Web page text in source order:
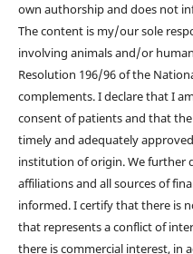
own authorship and does not
The content is my/our sole
involving animals and/or
Resolution 196/96 of the
complements. I declare that I
consent of patients and that
timely and adequately
institution of origin. We further
affiliations and all sources of
informed. I certify that there is
that represents a conflict of
there is commercial interest, in